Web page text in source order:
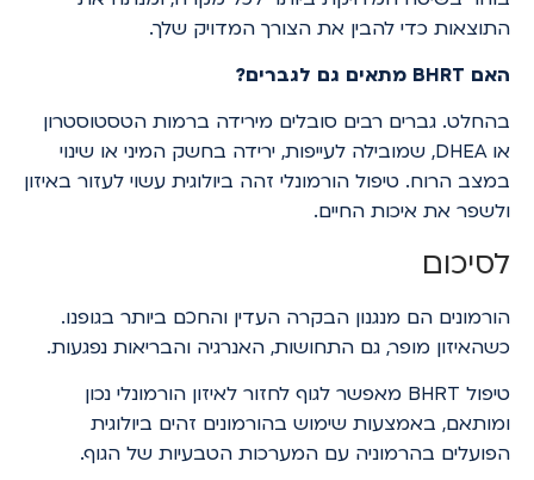
התוצאות כדי להבין את הצורך המדויק שלך.
האם BHRT מתאים גם לגברים?
בהחלט. גברים רבים סובלים מירידה ברמות הטסטוסטרון
או DHEA, שמובילה לעייפות, ירידה בחשק המיני או שינוי
במצב הרוח. טיפול הורמונלי זהה ביולוגית עשוי לעזור באיזון
ולשפר את איכות החיים.
לסיכום
הורמונים הם מנגנון הבקרה העדין והחכם ביותר בגופנו.
כשהאיזון מופר, גם התחושות, האנרגיה והבריאות נפגעות.
טיפול BHRT מאפשר לגוף לחזור לאיזון הורמונלי נכון
ומותאם, באמצעות שימוש בהורמונים זהים ביולוגית
הפועלים בהרמוניה עם המערכות הטבעיות של הגוף.